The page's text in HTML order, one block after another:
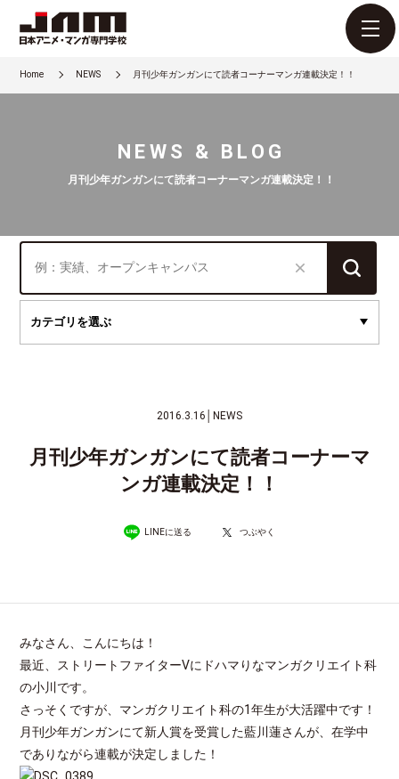
Home NEWS 月刊少年ガンガンにて読者コーナーマンガ連載決定！！
NEWS & BLOG
月刊少年ガンガンにて読者コーナーマンガ連載決定！！
2016.3.16 NEWS
月刊少年ガンガンにて読者コーナーマ
ンガ連載決定！！
LINEに送る つぶやく
みなさん、こんにちは！
最近、ストリートファイターⅤにドハマりなマンガクリエイト科
の小川です。
さっそくですが、マンガクリエイト科の1年生が大活躍中です！
月刊少年ガンガンにて新人賞を受賞した藍川蓮さんが、在学中
でありながら連載が決定しました！